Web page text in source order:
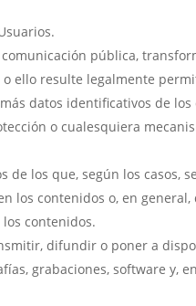
pública,
ello resulte legalmente
datos identificativos de los
o cualesquiera
los que, según los casos,
los contenidos o, en
contenidos.
difundir o poner a
grabaciones, software y,